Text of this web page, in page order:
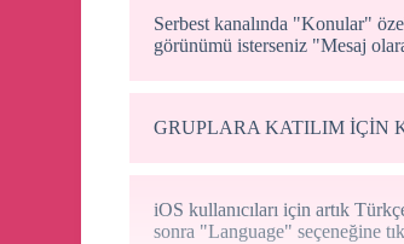
Serbest kanalında "Konular"
görünümü isterseniz "Mesaj
GRUPLARA KATILIM İÇİN
iOS kullanıcıları için artık
sonra "Language" seçeneğine